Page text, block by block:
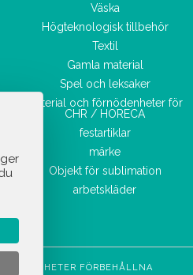
Väska
Högteknologisk tillbehör
Textil
Gamla material
Spel och leksaker
Material och förnödenheter för
CHR / HORECA
festartiklar
märke
Objekt för sublimation
arbetskläder
RÄTTIGHETER FÖRBEHÅLLNA